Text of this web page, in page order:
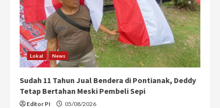
Lokal News
Sudah 11 Tahun Jual Bendera di Pontianak, Deddy
Tetap Bertahan Meski Pembeli Sepi
Editor PI 05/08/2026